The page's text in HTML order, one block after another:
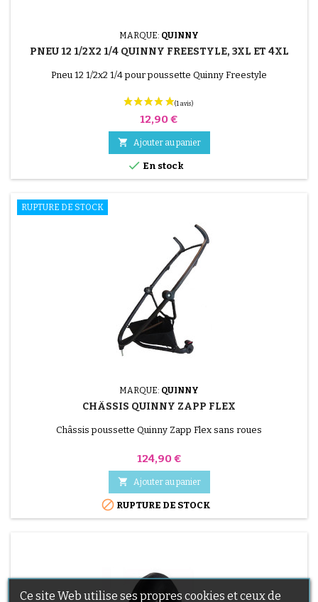
MARQUE: QUINNY
PNEU 12 1/2X2 1/4 QUINNY FREESTYLE, 3XL ET 4XL
Pneu 12 1/2x2 1/4 pour poussette Quinny Freestyle
Prix
12,90 €
 Ajouter au panier
 En stock
RUPTURE DE STOCK
MARQUE: QUINNY
CHÂSSIS QUINNY ZAPP FLEX
Châssis poussette Quinny Zapp Flex sans roues
Prix
124,90 €
 Ajouter au panier
 RUPTURE DE STOCK
Ce site Web utilise ses propres cookies et ceux de